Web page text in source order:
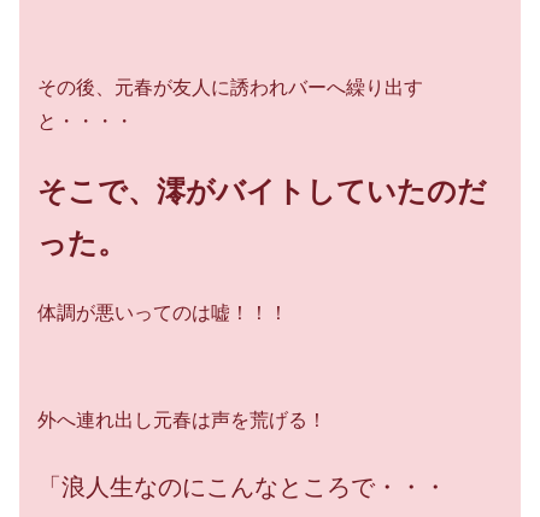
その後、元春が友人に誘われバーへ繰り出す
と・・・・
そこで、澪がバイトしていたのだ
った。
体調が悪いってのは嘘！！！
外へ連れ出し元春は声を荒げる！
「浪人生なのにこんなところで・・・